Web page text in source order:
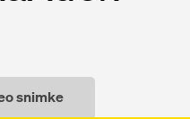
snimke